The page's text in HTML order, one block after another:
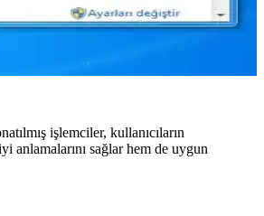
işlemciler, kullanıcıların
anlamalarını sağlar hem de uygun